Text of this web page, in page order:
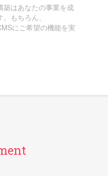
築はあなたの事業を成
もちろん、
にご希望の機能を実